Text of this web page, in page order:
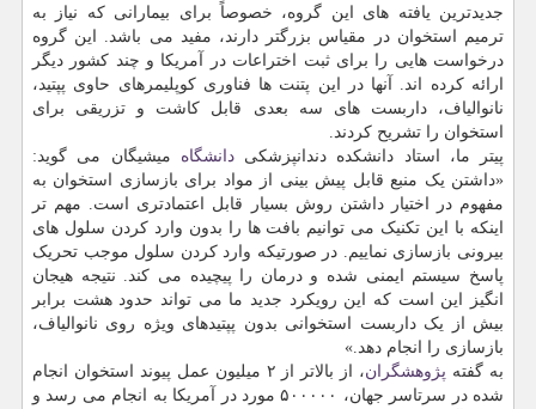
جدیدترین یافته های این گروه، خصوصاً برای بیمارانی که نیاز به
ترمیم استخوان در مقیاس بزرگتر دارند، مفید می باشد. این گروه
درخواست هایی را برای ثبت اختراعات در آمریکا و چند کشور دیگر
ارائه کرده اند. آنها در این پتنت ها فناوری کوپلیمرهای حاوی پپتید،
نانوالیاف، داربست های سه بعدی قابل کاشت و تزریقی برای
استخوان را تشریح کردند.
پیتر ما، استاد دانشکده دندانپزشکیدانشگاه میشیگان می گوید:
«داشتن یک منبع قابل پیش بینی از مواد برای بازسازی استخوان به
مفهوم در اختیار داشتن روش بسیار قابل اعتمادتری است. مهم تر
اینکه با این تکنیک می توانیم بافت ها را بدون وارد کردن سلول های
بیرونی بازسازی نماییم. در صورتیکه وارد کردن سلول موجب تحریک
پاسخ سیستم ایمنی شده و درمان را پیچیده می کند. نتیجه هیجان
انگیز این است که این رویکرد جدید ما می تواند حدود هشت برابر
بیش از یک داربست استخوانی بدون پپتیدهای ویژه روی نانوالیاف،
بازسازی را انجام دهد.»
به گفته پژوهشگران
، از بالاتر از ۲ میلیون عمل پیوند استخوان انجام
شده در سرتاسر جهان، ۵۰۰۰۰۰ مورد در آمریکا به انجام می رسد و